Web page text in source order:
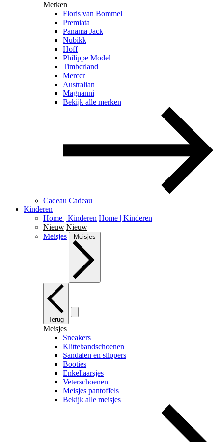
Merken
Floris van Bommel
Premiata
Panama Jack
Nubikk
Hoff
Philippe Model
Timberland
Mercer
Australian
Magnanni
Bekijk alle merken
Cadeau Cadeau
Kinderen
Home | Kinderen Home | Kinderen
Nieuw Nieuw
Meisjes
Meisjes
Terug
Meisjes
Sneakers
Klittebandschoenen
Sandalen en slippers
Booties
Enkellaarsjes
Veterschoenen
Meisjes pantoffels
Bekijk alle meisjes